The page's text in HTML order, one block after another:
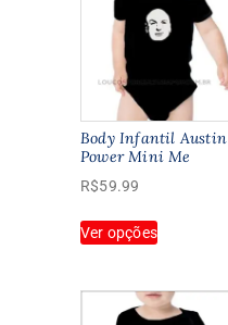
Body Infantil Austin
Power Mini Me
R$59.99
Ver opçõesproduto
várias
variantes.